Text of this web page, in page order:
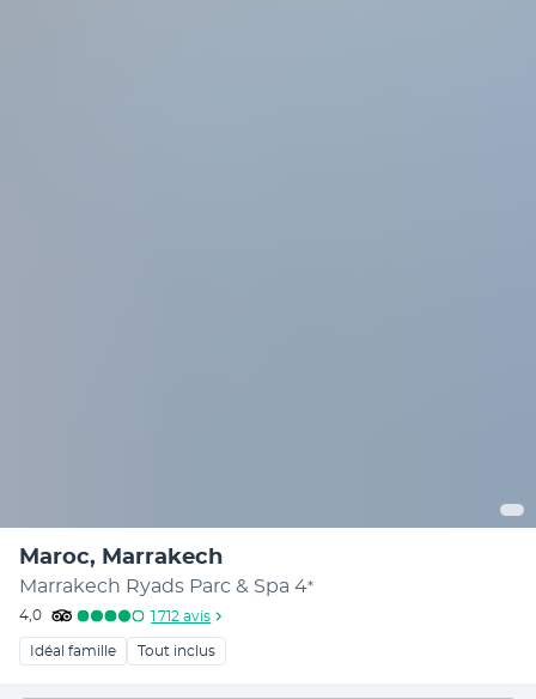
Maroc, Marrakech
Marrakech Ryads Parc & Spa 4*
4,0 1 712 avis
Idéal famille Tout inclus